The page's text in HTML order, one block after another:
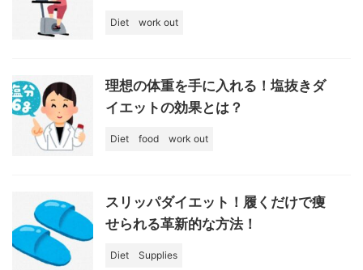
Diet work out
理想の体重を手に入れる！塩抜きダ
イエットの効果とは？
Diet food work out
スリッパダイエット！履くだけで痩
せられる革新的な方法！
Diet Supplies